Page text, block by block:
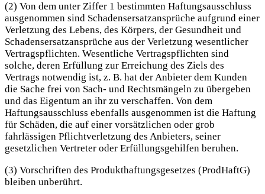
(2) Von dem unter Ziffer 1 bestimmten Haftungsausschluss
ausgenommen sind Schadensersatzansprüche aufgrund einer
Verletzung des Lebens, des Körpers, der Gesundheit und
Schadensersatzansprüche aus der Verletzung wesentlicher
Vertragspflichten. Wesentliche Vertragspflichten sind
solche, deren Erfüllung zur Erreichung des Ziels des
Vertrags notwendig ist, z. B. hat der Anbieter dem Kunden
die Sache frei von Sach- und Rechtsmängeln zu übergeben
und das Eigentum an ihr zu verschaffen. Von dem
Haftungsausschluss ebenfalls ausgenommen ist die Haftung
für Schäden, die auf einer vorsätzlichen oder grob
fahrlässigen Pflichtverletzung des Anbieters, seiner
gesetzlichen Vertreter oder Erfüllungsgehilfen beruhen.
(3) Vorschriften des Produkthaftungsgesetzes (ProdHaftG)
bleiben unberührt.